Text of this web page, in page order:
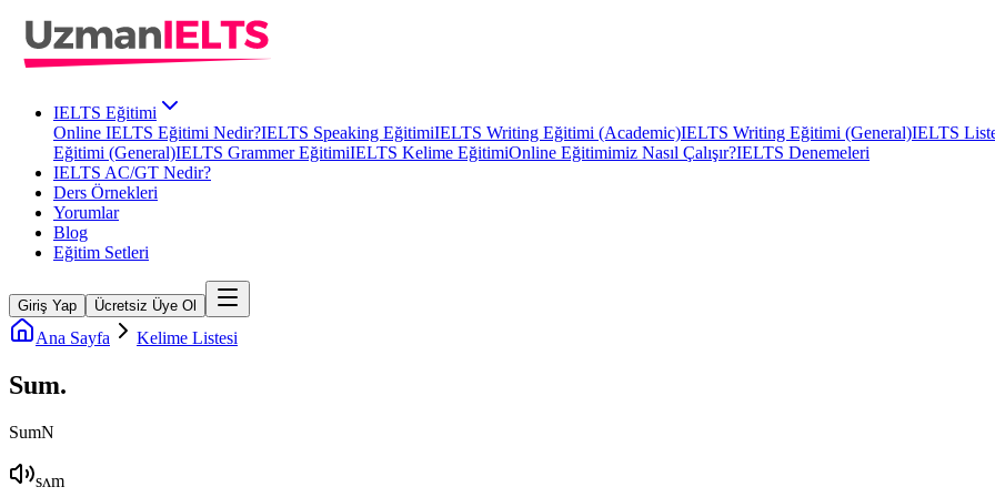
IELTS Eğitimi
Online IELTS Eğitimi Nedir?IELTS Speaking EğitimiIELTS Writing Eğitimi (Academic)IELTS Writing Eğitimi (General)IELTS
Eğitimi (General)IELTS Grammer EğitimiIELTS Kelime EğitimiOnline Eğitimimiz Nasıl Çalışır?IELTS Denemeleri
IELTS AC/GT Nedir?
Ders Örnekleri
Yorumlar
Blog
Eğitim Setleri
Giriş Yap Ücretsiz Üye Ol
Ana Sayfa Kelime Listesi
Sum.
SumN
sʌm